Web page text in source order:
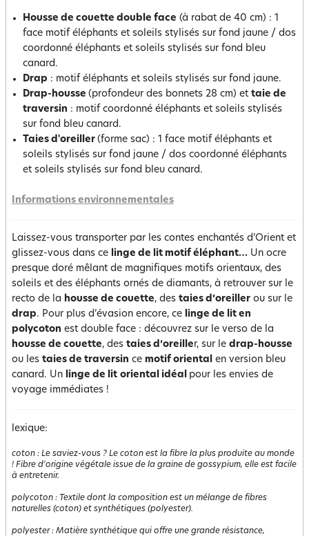
Housse de couette double face (à rabat de 40 cm) : 1
face motif éléphants et soleils stylisés sur fond jaune / dos
coordonné éléphants et soleils stylisés sur fond bleu
canard.
Drap : motif éléphants et soleils stylisés sur fond jaune.
Drap-housse (profondeur des bonnets 28 cm) et taie de
traversin : motif coordonné éléphants et soleils stylisés
sur fond bleu canard.
Taies d'oreiller (forme sac) : 1 face motif éléphants et
soleils stylisés sur fond jaune / dos coordonné éléphants
et soleils stylisés sur fond bleu canard.
Informations environnementales
Laissez-vous transporter par les contes enchantés d’Orient et
glissez-vous dans ce linge de lit motif éléphant… Un ocre
presque doré mêlant de magnifiques motifs orientaux, des
soleils et des éléphants ornés de diamants, à retrouver sur le
recto de la housse de couette, des taies d’oreiller ou sur le
drap. Pour plus d’évasion encore, ce linge de lit en
polycoton est double face : découvrez sur le verso de la
housse de couette, des taies d’oreiller, sur le drap-housse
ou les taies de traversin ce motif oriental en version bleu
canard. Un linge de lit oriental idéal pour les envies de
voyage immédiates !
lexique:
coton : Le saviez-vous ? Le coton est la fibre la plus produite au monde
! Fibre d'origine végétale issue de la graine de gossypium, elle est facile
à entretenir.
polycoton : Textile dont la composition est un mélange de fibres
naturelles (coton) et synthétiques (polyester).
polyester: Matière synthétique qui offre une grande résistance,